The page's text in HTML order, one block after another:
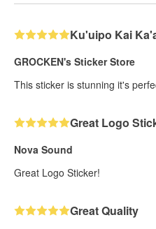
Ku'uipo Kai
GROCKEN's Sticker Store
This sticker is stunning it's
Great Logo
Nova Sound
Great Logo Sticker!
Great Quality